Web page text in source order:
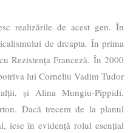
realizările de acest gen. În
de dreapta. În prima
Rezistența Franceză. În 2000
lui Corneliu Vadim Tudor
și Alina Mungiu-Pippidi,
Dacă trecem de la planul
iese în evidență rolul esențial